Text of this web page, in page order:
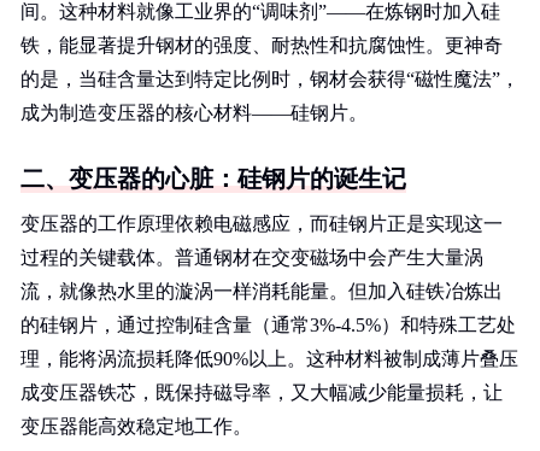
间。这种材料就像工业界的“调味剂”——在炼钢时加入硅
铁，能显著提升钢材的强度、耐热性和抗腐蚀性。更神奇
的是，当硅含量达到特定比例时，钢材会获得“磁性魔法”，
成为制造变压器的核心材料——硅钢片。
二、变压器的心脏：硅钢片的诞生记
变压器的工作原理依赖电磁感应，而硅钢片正是实现这一
过程的关键载体。普通钢材在交变磁场中会产生大量涡
流，就像热水里的漩涡一样消耗能量。但加入硅铁冶炼出
的硅钢片，通过控制硅含量（通常3%-4.5%）和特殊工艺处
理，能将涡流损耗降低90%以上。这种材料被制成薄片叠压
成变压器铁芯，既保持磁导率，又大幅减少能量损耗，让
变压器能高效稳定地工作。